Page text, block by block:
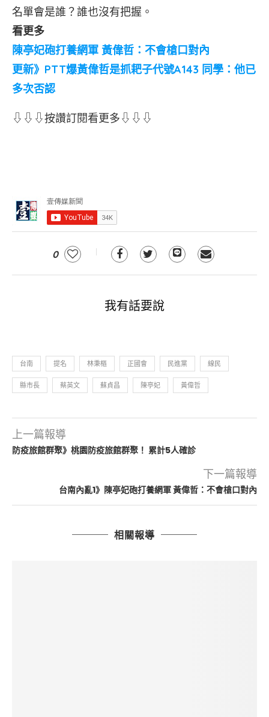
名單會是誰？誰也沒有把握。
看更多
陳亭妃砲打養網軍 黃偉哲：不會槍口對內
更新》PTT爆黃偉哲是抓耙子代號A143 同學：他已
多次否認
⇩⇩⇩按讚訂閱看更多⇩⇩⇩
0
我有話要說
台南 提名 林秉樞 正國會 民進黨 線民
縣市長 蔡英文 蘇貞昌 陳亭妃 黃偉哲
上一篇報導
防疫旅館群聚》桃園防疫旅館群聚！ 累計5人確診
下一篇報導
台南內亂1》陳亭妃砲打養網軍 黃偉哲：不會槍口對內
相關報導